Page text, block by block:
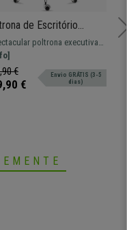
de Escritório
Encosto Alto,
de Reclinação,
Vermelho
poltrona executiva
de reclinação.
moderno e conforto ao
preço.
€
€
Envio GRÁTIS (3-5
dias)